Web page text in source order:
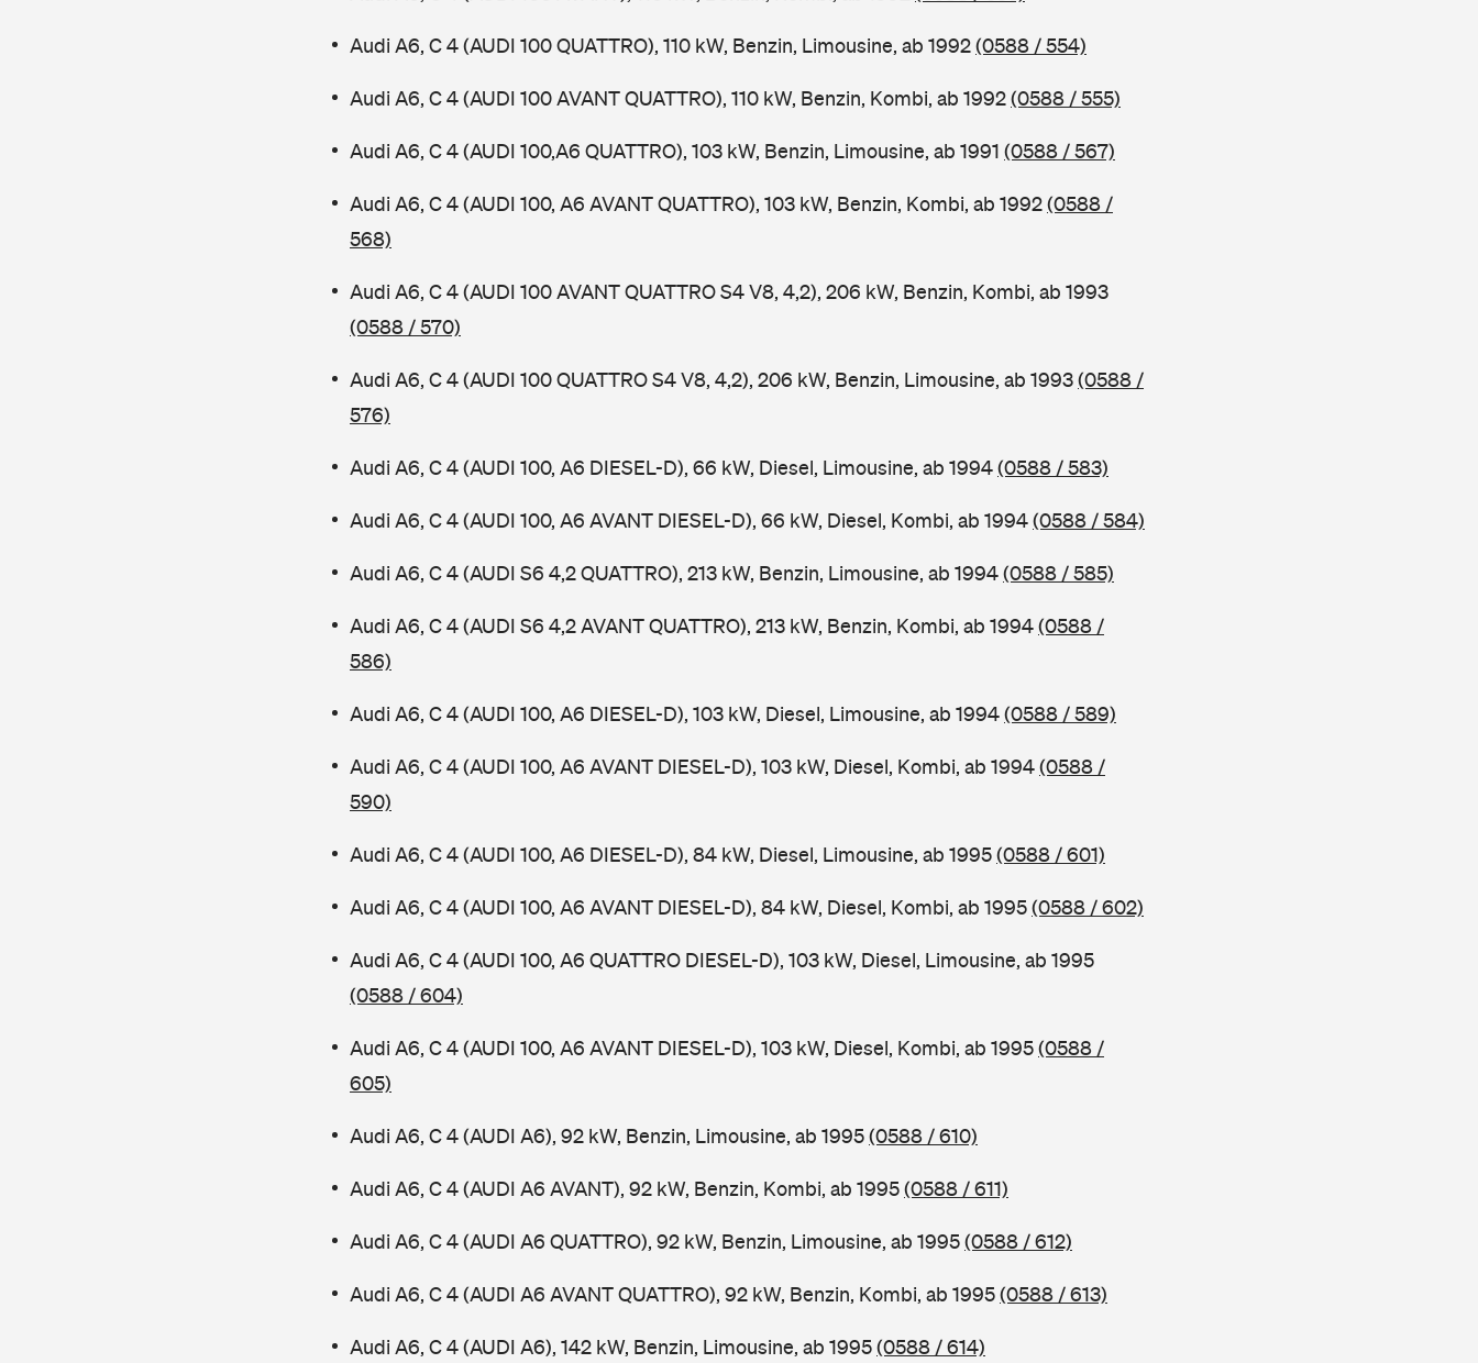
Audi A6, C 4 (AUDI 100 QUATTRO), 110 kW, Benzin, Limousine, ab 1992(0588 / 554)
Audi A6, C 4 (AUDI 100 AVANT QUATTRO), 110 kW, Benzin, Kombi, ab 1992(0588 / 555)
Audi A6, C 4 (AUDI 100,A6 QUATTRO), 103 kW, Benzin, Limousine, ab 1991 (0588 / 567)
Audi A6, C 4 (AUDI 100, A6 AVANT QUATTRO), 103 kW, Benzin, Kombi, ab 1992(0588 /
568)
Audi A6, C 4 (AUDI 100 AVANT QUATTRO S4 V8, 4,2), 206 kW, Benzin, Kombi, ab 1993
(0588 / 570)
Audi A6, C 4 (AUDI 100 QUATTRO S4 V8, 4,2), 206 kW, Benzin, Limousine, ab 1993(0588 /
576)
Audi A6, C 4 (AUDI 100, A6 DIESEL-D), 66 kW, Diesel, Limousine, ab 1994(0588 / 583)
Audi A6, C 4 (AUDI 100, A6 AVANT DIESEL-D), 66 kW, Diesel, Kombi, ab 1994(0588 / 584)
Audi A6, C 4 (AUDI S6 4,2 QUATTRO), 213 kW, Benzin, Limousine, ab 1994(0588 / 585)
Audi A6, C 4 (AUDI S6 4,2 AVANT QUATTRO), 213 kW, Benzin, Kombi, ab 1994(0588 /
586)
Audi A6, C 4 (AUDI 100, A6 DIESEL-D), 103 kW, Diesel, Limousine, ab 1994(0588 / 589)
Audi A6, C 4 (AUDI 100, A6 AVANT DIESEL-D), 103 kW, Diesel, Kombi, ab 1994(0588 /
590)
Audi A6, C 4 (AUDI 100, A6 DIESEL-D), 84 kW, Diesel, Limousine, ab 1995(0588 / 601)
Audi A6, C 4 (AUDI 100, A6 AVANT DIESEL-D), 84 kW, Diesel, Kombi, ab 1995(0588 / 602)
Audi A6, C 4 (AUDI 100, A6 QUATTRO DIESEL-D), 103 kW, Diesel, Limousine, ab 1995
(0588 / 604)
Audi A6, C 4 (AUDI 100, A6 AVANT DIESEL-D), 103 kW, Diesel, Kombi, ab 1995(0588 /
605)
Audi A6, C 4 (AUDI A6), 92 kW, Benzin, Limousine, ab 1995(0588 / 610)
Audi A6, C 4 (AUDI A6 AVANT), 92 kW, Benzin, Kombi, ab 1995(0588 / 611)
Audi A6, C 4 (AUDI A6 QUATTRO), 92 kW, Benzin, Limousine, ab 1995(0588 / 612)
Audi A6, C 4 (AUDI A6 AVANT QUATTRO), 92 kW, Benzin, Kombi, ab 1995(0588 / 613)
Audi A6, C 4 (AUDI A6), 142 kW, Benzin, Limousine, ab 1995(0588 / 614)